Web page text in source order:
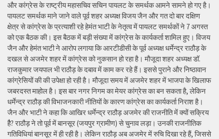
और कांग्रेस के राष्ट्रीय महासचिव सचिन पायलट के समर्थक आमने सामने हो गए है।
पायलट समर्थक माने जाने वाले पूर्व शहर अध्यक्ष विजय जैन और गत दो बार दक्षिण
क्षेत्र से कांग्रेस के प्रत्याशी रहे हेमंत भाटी के नेतृत्व में पायलट समर्थकों ने 7 अगस्त
को एक बैठक की। इस बैठक में बड़ी संख्या में कांग्रेस के कार्यकर्ता शामिल हुए। विजय
जैन और हेमंत भाटी ने आरोप लगाया कि आरटीडीसी के पूर्व अध्यक्ष धर्मेन्द्र राठौड़ के
दखल से अजमेर शहर में कांग्रेस को नुकसान हो रहा है। मौजूदा शहर अध्यक्ष डॉ.
राजकुमार जयपाल भी राठौड़ के दबाव में काम कर रहे हैं। इससे पुराने और निष्ठावान
कांग्रेसियों की की उपेक्षा हो रही है। मौजूदा समय में अजमेर शहर में भाजपा के खिलाफ
जबरदस्त माहोल है। इस बार नगर निगम का मेयर कांग्रेस का बन सकता है, लेकिन
धर्मेन्द्र राठौड़ की विभाजनकारी नीतियों के कारण कांग्रेस का कार्यकर्ता निराश है।
जैन और भाटी ने कहा कि आखिर धर्मेन्द्र राठौड़ अजमेर की राजनीति में क्यों सक्रिय
हैै? राठौड़ ने तो पूर्व में बानसूर (जयपुर ग्रामीण) से चुनाव लड़ा। उनकी राजनीतिक
गतिविधियां बानसूर में ही रही है। लेकिन राठौड़ अब अजमेर में रुचि दिखा रहे हैं, जिससे